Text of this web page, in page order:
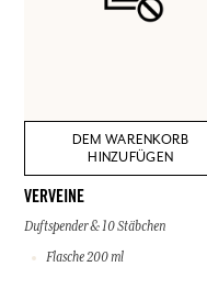
DEM WARENKORB
HINZUFÜGEN
VERVEINE
Duftspender & 10 Stäbchen
Flasche 200 ml